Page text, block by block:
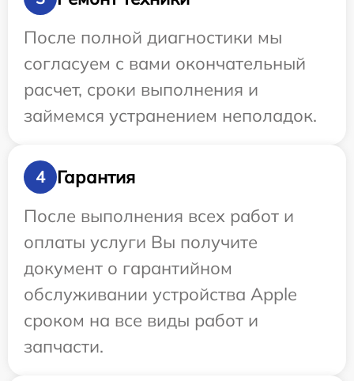
После полной диагностики мы
согласуем с вами окончательный
расчет, сроки выполнения и
займемся устранением неполадок.
4
Гарантия
После выполнения всех работ и
оплаты услуги Вы получите
документ о гарантийном
обслуживании устройства Apple
сроком на все виды работ и
запчасти.